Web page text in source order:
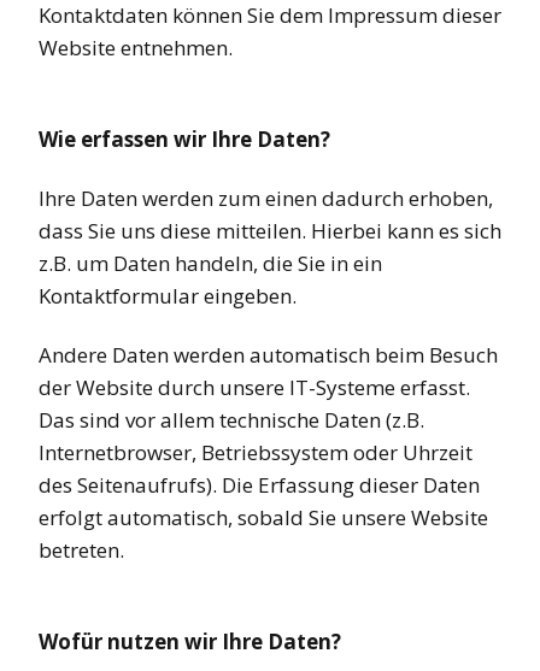
Kontaktdaten können Sie dem Impressum dieser
Website entnehmen.
Wie erfassen wir Ihre Daten?
Ihre Daten werden zum einen dadurch erhoben,
dass Sie uns diese mitteilen. Hierbei kann es sich
z.B. um Daten handeln, die Sie in ein
Kontaktformular eingeben.
Andere Daten werden automatisch beim Besuch
der Website durch unsere IT-Systeme erfasst.
Das sind vor allem technische Daten (z.B.
Internetbrowser, Betriebssystem oder Uhrzeit
des Seitenaufrufs). Die Erfassung dieser Daten
erfolgt automatisch, sobald Sie unsere Website
betreten.
Wofür nutzen wir Ihre Daten?